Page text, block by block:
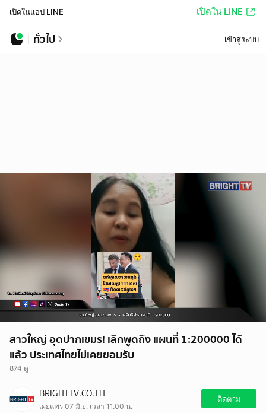
เปิดในแอป LINE เปิดใน LINE
ทั่วไป เข้าสู่ระบบ
สาวใหญ่ อุดปากเขมร! เลิกพูดถึง แผนที่ 1:200000 ได้
แล้ว ประเทศไทยไม่เคยยอมรับ
874 ดู
BRIGHTTV.CO.TH
เผยแพร่ 07 มิ.ย. เวลา 11.00 น.
ติดตาม